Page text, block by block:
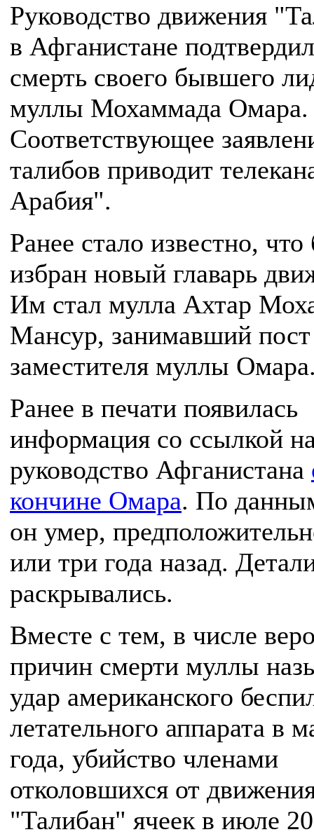
Руководство движения
в Афганистане
смерть своего бывшего
муллы Мохаммада Омара.
Соответствующее
талибов приводит
Арабия".
Ранее стало известно,
избран новый главарь
Им стал мулла Ахтар
Мансур, занимавший пост
заместителя муллы
Ранее в печати появилась
информация со ссылкой
руководство Афганистана
кончине Омара. По
он умер,
или три года назад.
раскрывались.
Вместе с тем, в числе
причин смерти муллы
удар американского
летательного аппарата в
года, убийство членами
отколовшихся от
"Талибан" ячеек в июле